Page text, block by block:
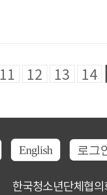
11 12 13 14
English 로그
한국청소년단체협